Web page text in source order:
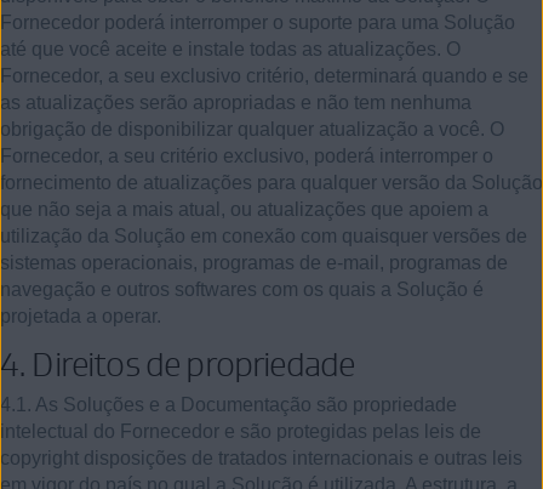
Fornecedor poderá interromper o suporte para uma Solução
até que você aceite e instale todas as atualizações. O
Fornecedor, a seu exclusivo critério, determinará quando e se
as atualizações serão apropriadas e não tem nenhuma
obrigação de disponibilizar qualquer atualização a você. O
Fornecedor, a seu critério exclusivo, poderá interromper o
fornecimento de atualizações para qualquer versão da Solução
que não seja a mais atual, ou atualizações que apoiem a
utilização da Solução em conexão com quaisquer versões de
sistemas operacionais, programas de e-mail, programas de
navegação e outros softwares com os quais a Solução é
projetada a operar.
4. Direitos de propriedade
4.1. As Soluções e a Documentação são propriedade
intelectual do Fornecedor e são protegidas pelas leis de
copyright disposições de tratados internacionais e outras leis